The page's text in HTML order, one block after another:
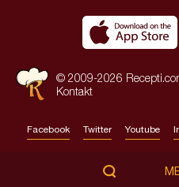
© 2009-2026
Kontakt
Facebook Twitter Youtube